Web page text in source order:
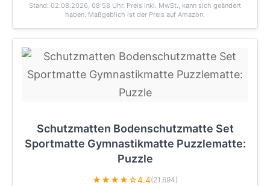
Stand: 02.08.2026, 08:58 Uhr. Preis inkl. MwSt., kann sich geändert
haben. Maßgeblich ist der Preis auf Amazon.
Schutzmatten Bodenschutzmatte Set
Sportmatte Gymnastikmatte Puzzlematte:
Puzzle
★★★★☆4.4(21.694)